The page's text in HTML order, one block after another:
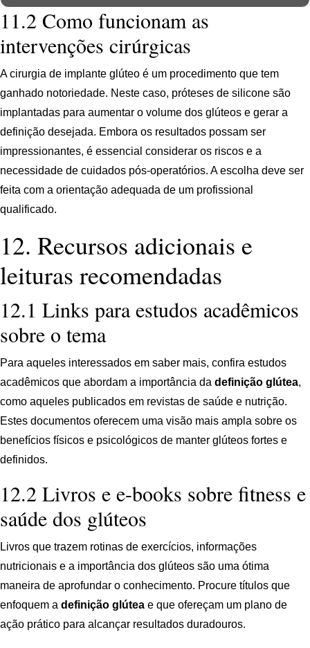
11.2 Como funcionam as
intervenções cirúrgicas
A cirurgia de implante glúteo é um procedimento que tem
ganhado notoriedade. Neste caso, próteses de silicone são
implantadas para aumentar o volume dos glúteos e gerar a
definição desejada. Embora os resultados possam ser
impressionantes, é essencial considerar os riscos e a
necessidade de cuidados pós-operatórios. A escolha deve ser
feita com a orientação adequada de um profissional
qualificado.
12. Recursos adicionais e
leituras recomendadas
12.1 Links para estudos acadêmicos
sobre o tema
Para aqueles interessados em saber mais, confira estudos
acadêmicos que abordam a importância da definição glútea,
como aqueles publicados em revistas de saúde e nutrição.
Estes documentos oferecem uma visão mais ampla sobre os
benefícios físicos e psicológicos de manter glúteos fortes e
definidos.
12.2 Livros e e-books sobre fitness e
saúde dos glúteos
Livros que trazem rotinas de exercícios, informações
nutricionais e a importância dos glúteos são uma ótima
maneira de aprofundar o conhecimento. Procure títulos que
enfoquem a definição glútea e que ofereçam um plano de
ação prático para alcançar resultados duradouros.